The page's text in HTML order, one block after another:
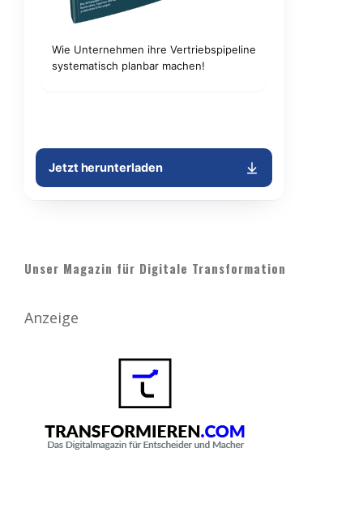
Unser Magazin für Digitale Transformation
Anzeige